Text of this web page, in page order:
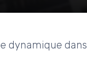
dynamique dans